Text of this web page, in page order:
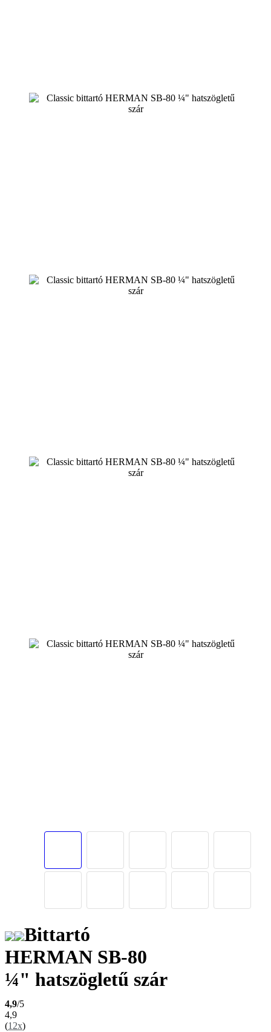
Bittartó
HERMAN SB-80
¼" hatszögletű szár
4,9/5
4,9
(12x)